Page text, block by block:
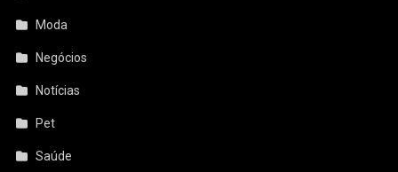
Moda
Negócios
Notícias
Pet
Saúde